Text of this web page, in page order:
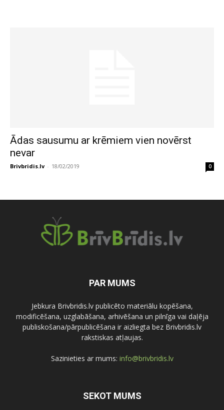
Ādas sausumu ar krēmiem vien novērst
nevar
Brivbridis.lv - 18/02/2019 0
PAR MUMS
Jebkura Brivbridis.lv publicēto materiālu kopēšana,
modificēšana, uzglabāšana, arhivēšana un pilnīga vai daļēja
publiskošana/pārpublicēšana ir aizliegta bez Brivbridis.lv
rakstiskas atļaujas.
Sazinieties ar mums: info@brivbridis.lv
SEKOT MUMS